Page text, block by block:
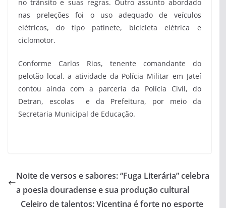
no trânsito e suas regras. Outro assunto abordado
nas preleções foi o uso adequado de veículos
elétricos, do tipo patinete, bicicleta elétrica e
ciclomotor.
Conforme Carlos Rios, tenente comandante do
pelotão local, a atividade da Polícia Militar em Jateí
contou ainda com a parceria da Polícia Civil, do
Detran, escolas e da Prefeitura, por meio da
Secretaria Municipal de Educação.
Noite de versos e sabores: “Fuga Literária” celebra
a poesia douradense e sua produção cultural
Celeiro de talentos: Vicentina é forte no esporte